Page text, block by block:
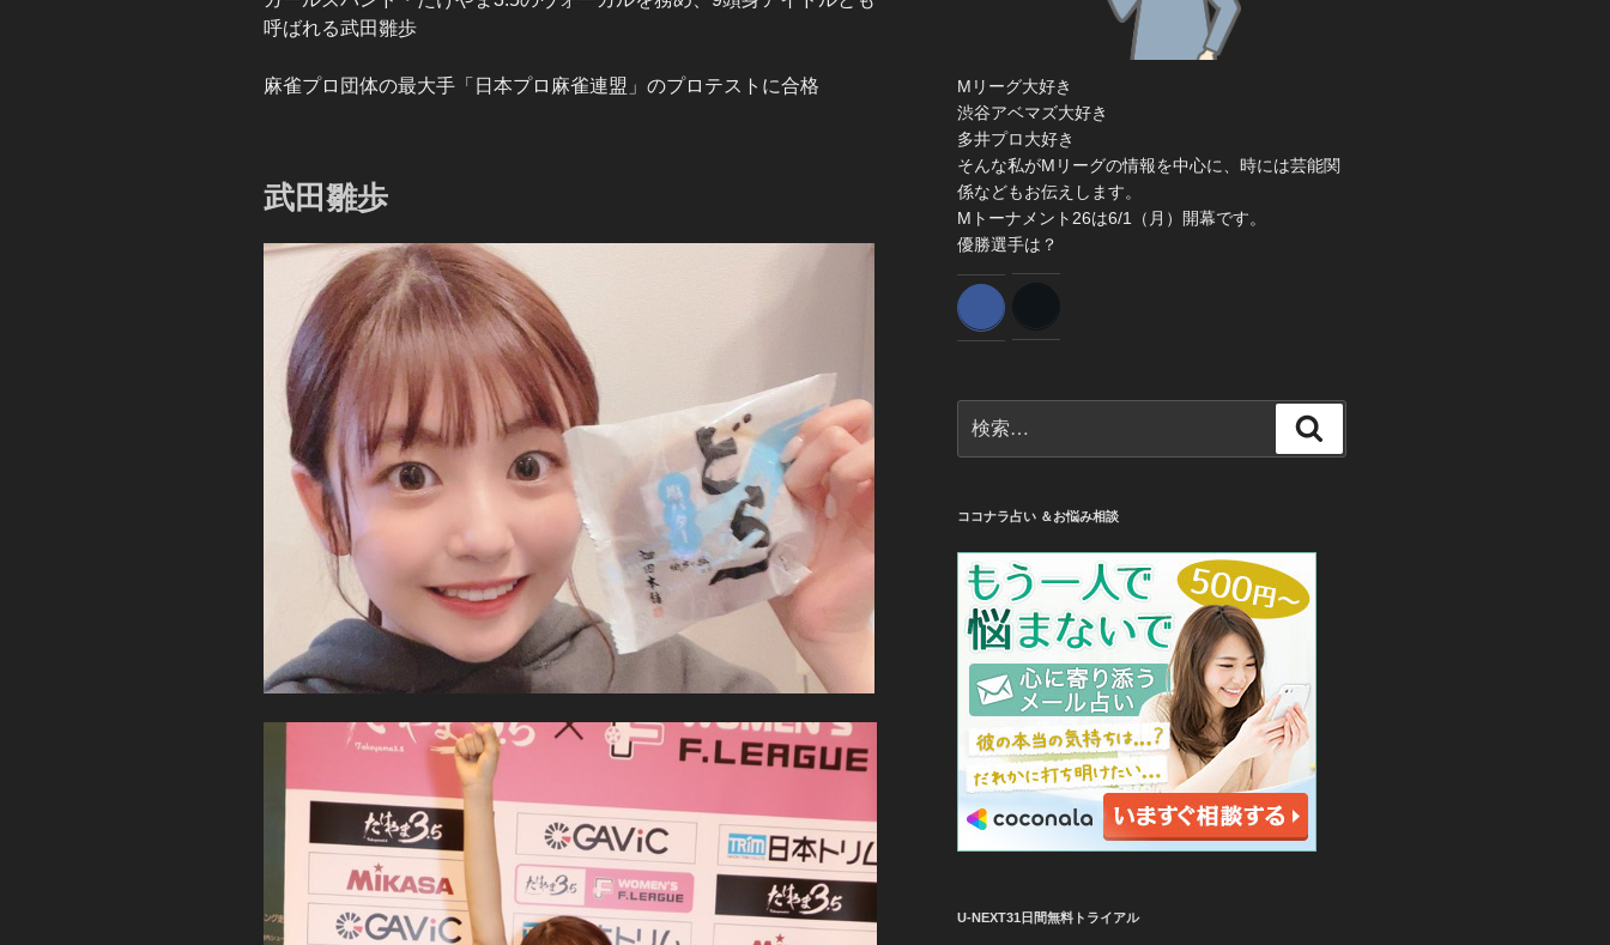
呼ばれる武田雛歩
麻雀プロ団体の最大手「日本プロ麻雀連盟」のプロテストに合格
武田雛歩
Mリーグ大好き
渋谷アベマズ大好き
多井プロ大好き
そんな私がMリーグの情報を中心に、時には芸能関
係などもお伝えします。
Mトーナメント26は6/1（月）開幕です。
優勝選手は？
索:
索
ココナラ占い ＆お悩み相談
U-NEXT31日間無料トライアル